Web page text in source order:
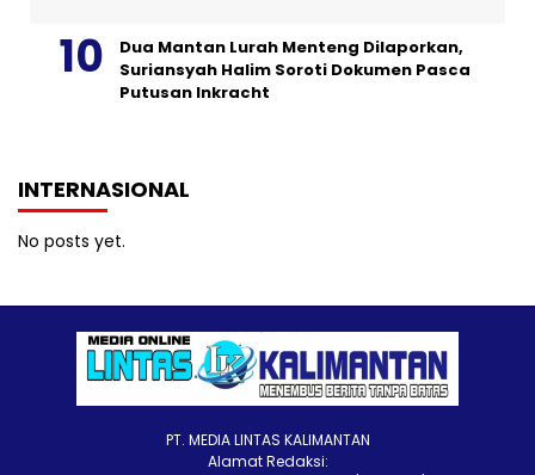
Dua Mantan Lurah Menteng Dilaporkan,
Suriansyah Halim Soroti Dokumen Pasca
Putusan Inkracht
INTERNASIONAL
No posts yet.
PT. MEDIA LINTAS KALIMANTAN
Alamat Redaksi: